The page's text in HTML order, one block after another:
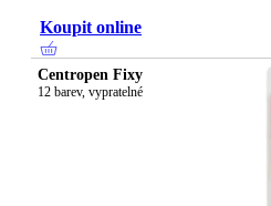
Koupit online
Centropen Fixy
12 barev, vypratelné